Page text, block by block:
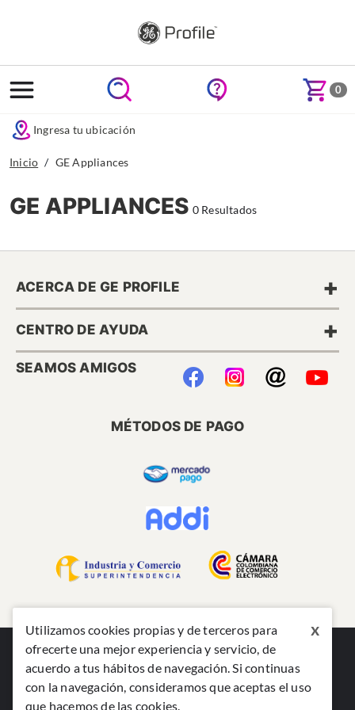
0
Ingresa tu ubicación
x
Utilizamos cookies propias y de terceros para
ofrecerte una mejor experiencia y servicio, de
acuerdo a tus hábitos de navegación. Si continuas
con la navegación, consideramos que aceptas el uso
que hacemos de las cookies.
Inicio GE Appliances
GE APPLIANCES 0 Resultados
ACERCA DE GE PROFILE +
CENTRO DE AYUDA +
SEAMOS AMIGOS
MÉTODOS DE PAGO